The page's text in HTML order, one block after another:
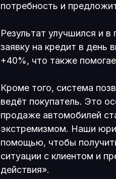
потребность и
Результат улучшился и
заявку на кредит в день
+40%, что также
Кроме того, система
ведёт покупатель. Это
продаже автомобилей
экстремизмом. Наши
помощью, чтобы
ситуации с клиентом и
действия».